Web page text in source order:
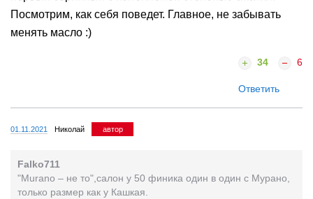
Посмотрим, как себя поведет. Главное, не забывать
менять масло :)
34 6
Ответить
01.11.2021 Николай автор
Falko711
"Murano – не то",салон у 50 финика один в один с Мурано,
только размер как у Кашкая.